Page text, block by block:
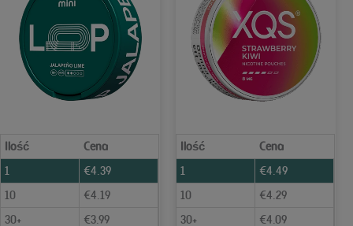
Ilość
Cena
1
€4.39
10
€4.19
30+
€3.99
Ilość
Cena
1
€4.49
10
€4.29
30+
€4.09